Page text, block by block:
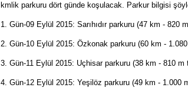
kmlik parkuru dört günde koşulacak. Parkur bilgisi
1. Gün-09 Eylül 2015: Sarıhıdır parkuru (47 km - 820
2. Gün-10 Eylül 2015: Özkonak parkuru (60 km -
3. Gün-11 Eylül 2015: Uçhisar parkuru (38 km - 810 m
4. Gün-12 Eylül 2015: Yeşilöz parkuru (49 km - 1.000